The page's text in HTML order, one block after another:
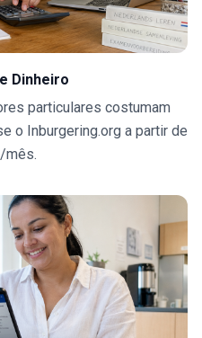
Dinheiro
particulares costumam
o Inburgering.org a partir de
mês.